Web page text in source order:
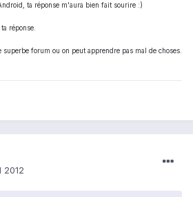
ta réponse m'aura bien fait sourire :)
réponse.
forum ou on peut apprendre pas mal de choses.
2012